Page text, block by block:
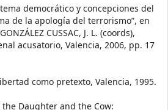
democrático y concepciones del
de la apología del terrorismo”, en
CUSSAC, J. L. (coords),
acusatorio, Valencia, 2006, pp. 17
como pretexto, Valencia, 1995.
the Daughter and the Cow: